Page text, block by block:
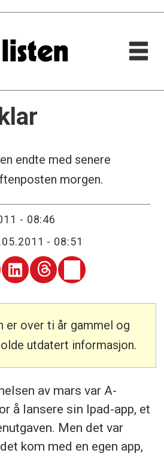
endte med senere
morgen.
- 08:46
- 08:51
er over ti år gammel og
utdatert informasjon.
av mars var A-
å lansere sin Ipad-app, et
Men det var
kom med en egen app,